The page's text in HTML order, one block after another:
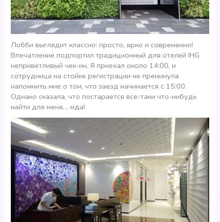
Лобби выглядит классно: просто, ярко и современно!
Впечатление подпортил традиционный для отелей IHG
неприветливый чек-ин. Я приехал около 14:00, и
сотрудница на стойке регистрации не преминула
напомнить мне о том, что заезд начинается с 15:00.
Однако сказала, что постарается все-таки что-нибудь
найти для меня… мда!